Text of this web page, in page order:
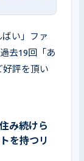
い」ファ
去19回「あ
好評を頂い
み続けら
を持つリ